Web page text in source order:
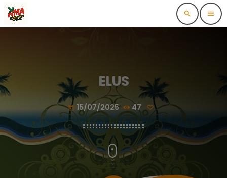
search menu
ELUS
today 15/07/2025 47